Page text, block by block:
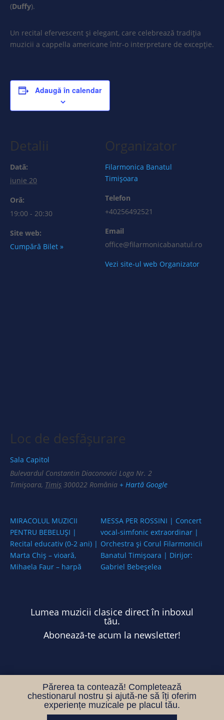
(Duffy).
Un recital efervescent și elegant, care celebrează tradiția
muzicii a cappella americane într-o interpretare de excepție.
Adaugă în calendar
Detalii
Dată:
iunie 20
Oră:
19:00 - 20:30
Site web:
Cumpără Bilet »
Organizator
Filarmonica Banatul
Timișoara
Telefon
+40256492521
Email
office@filarmonicabanatul.ro
Vezi site-ul web Organizator
Loc de desfășurare
Sala Capitol
Bulevardul Constantin Diaconovici Loga Nr. 2
Timișoara, Timiș 300022 România + Hartă Google
MIRACOLUL MUZICII
PENTRU BEBELUȘI |
Recital educativ (0-2 ani) |
Marta Chiș – vioară,
Mihaela Faur – harpă
MESSA PER ROSSINI | Concert
vocal-simfonic extraordinar |
Orchestra și Corul Filarmonicii
Banatul Timișoara | Dirijor:
Gabriel Bebeșelea
Lumea muzicii clasice direct în inboxul
tău.
Abonează-te acum la newsletter!
Părerea ta contează! Completează
chestionarul nostru și ajută-ne să îți oferim
experiențe muzicale pe placul tău.